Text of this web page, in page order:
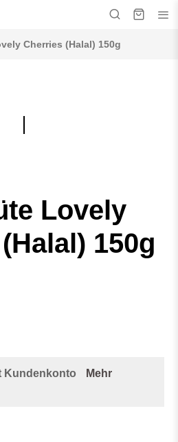
Cherries (Halal) 150g
Lovely
150g
Kundenkonto
Mehr